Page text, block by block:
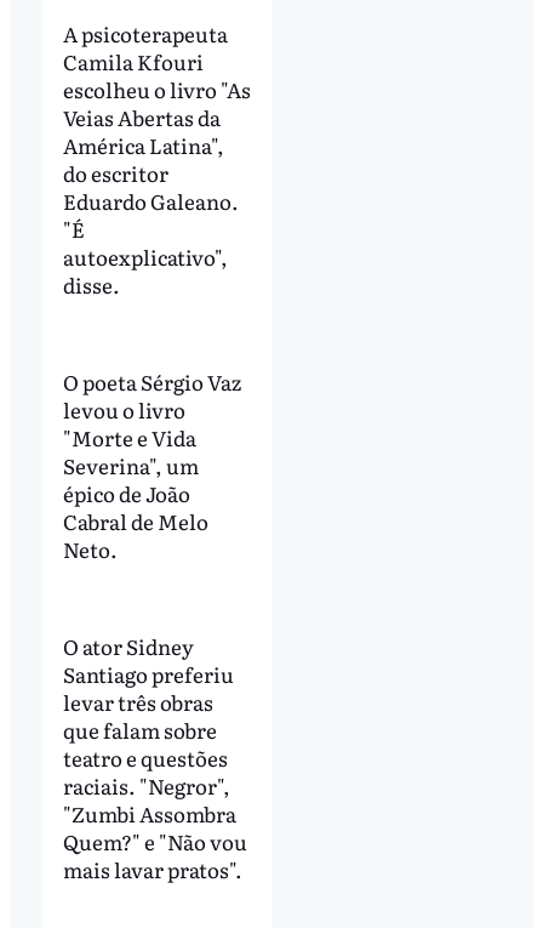
A psicoterapeuta
Camila Kfouri
escolheu o livro "As
Veias Abertas da
América Latina",
do escritor
Eduardo Galeano.
"É
autoexplicativo",
disse.
O poeta Sérgio Vaz
levou o livro
"Morte e Vida
Severina", um
épico de João
Cabral de Melo
Neto.
O ator Sidney
Santiago preferiu
levar três obras
que falam sobre
teatro e questões
raciais. "Negror",
"Zumbi Assombra
Quem?" e "Não vou
mais lavar pratos".